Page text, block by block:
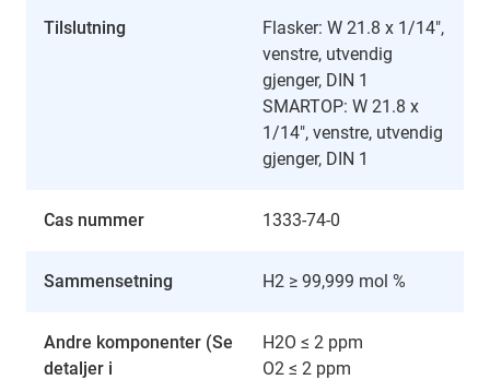
Tilslutning
Flasker: W 21.8 x 1/14",
venstre, utvendig
gjenger, DIN 1
SMARTOP: W 21.8 x
1/14", venstre, utvendig
gjenger, DIN 1
Cas nummer 1333-74-0
Sammensetning H2 ≥ 99,999 mol %
Andre komponenter (Se
detaljer i
H2O ≤ 2 ppm
O2 ≤ 2 ppm